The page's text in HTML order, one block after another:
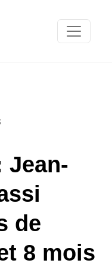
Jean-
de
8 mois